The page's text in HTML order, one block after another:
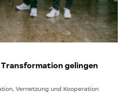
gelingen
Vernetzung und Kooperation